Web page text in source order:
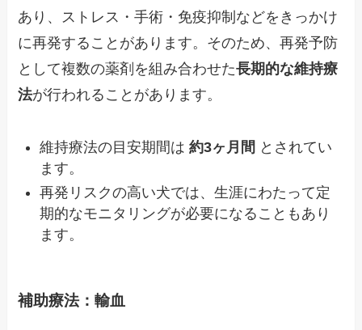
あり、ストレス・手術・免疫抑制などをきっかけ
に再発することがあります。そのため、再発予防
として複数の薬剤を組み合わせた長期的な維持療
法が行われることがあります。
維持療法の目安期間は約3ヶ月間 とされてい
ます。
再発リスクの高い犬では、生涯にわたって定
期的なモニタリングが必要になることもあり
ます。
補助療法：輸血